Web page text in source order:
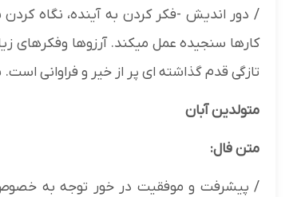
/ دور اندیش -فکر کردن به آینده، نگاه
کارها سنجیده عمل میکند. آرزوها وفکرهای
تازگی قدم گذاشته ای پر از خیر و فراوانی
متولدین آبان
متن فال:
/ پیشرفت و موفقیت در خور توجه به خصوص